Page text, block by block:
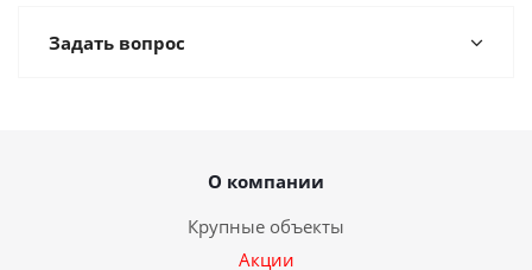
Задать вопрос
О компании
Крупные объекты
Акции